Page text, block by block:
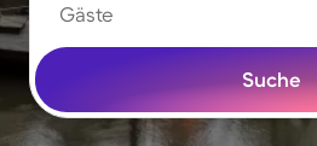
Gäste
Suche